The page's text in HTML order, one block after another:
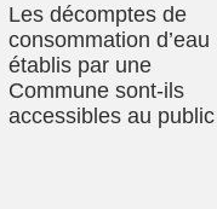
Les décomptes de
consommation d’eau
établis par une
Commune sont-ils
accessibles au